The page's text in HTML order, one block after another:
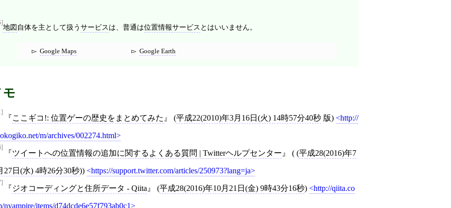
地図 自体を主として扱うサービスは、普通は位置情報サービス とはいいません。
Google Maps Google Earth
モ
ここギコ!: 位置ゲーの歴史をまとめてみた (平成22(2010)年3月16日(火) 14時57分40秒 版) http://
m/archives/002274.html
ツイートへの位置情報の追加に関するよくある質問 | Twitterヘルプセンター ( (平成28(2016)年7
27日(水) 4時26分30秒)) https://support.twitter.com/articles/250973?lang=ja
ジオコーディングと住所データ - Qiita (平成28(2016)年10月21日(金) 9時43分16秒) http://qiita.co
nyampire/items/d74dcde6e57f793ab0c1